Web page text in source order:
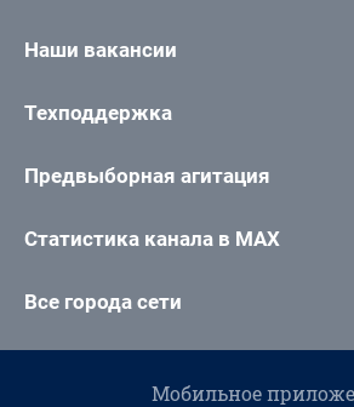
Наши вакансии
Техподдержка
Предвыборная агитация
Статистика канала в MAX
Все города сети
Мобильное